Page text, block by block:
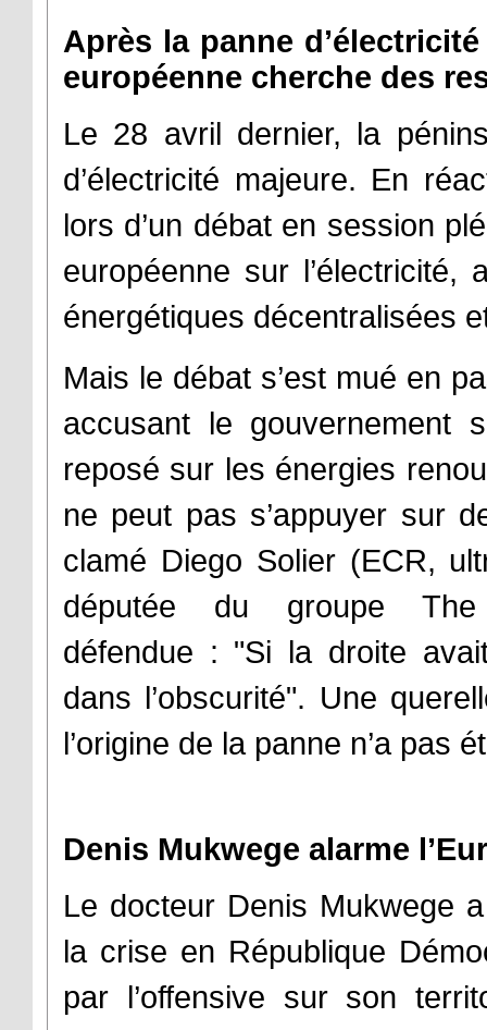
Après la panne
européenne cherche des
Le 28 avril dernier, la
d’électricité majeure. En
lors d’un débat en session
européenne sur
énergétiques décentralisées
Mais le débat s’est mué en
accusant le gouvernement
reposé sur les énergies
ne peut pas s’appuyer sur
clamé Diego Solier (ECR,
députée du groupe The
défendue : "Si la droite
dans l’obscurité". Une
l’origine de la panne n’a pas
Denis Mukwege alarme
Le docteur Denis Mukwege
la crise en République
par l’offensive sur son